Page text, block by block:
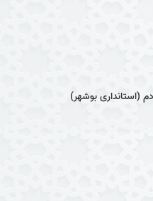
(استانداری بوشهر)